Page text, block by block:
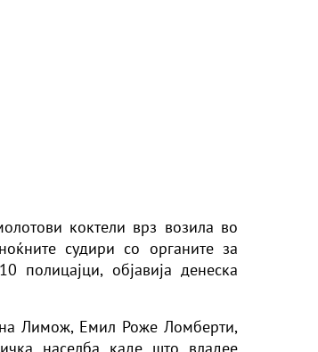
коктели врз возила во
судири со органите за
објавија денеска
на Лимож, Емил Роже Ломберти,
населба каде што владее